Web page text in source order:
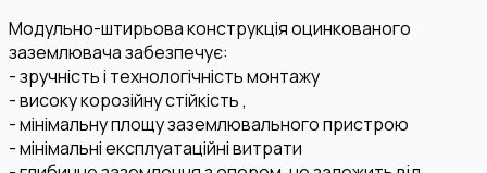
Модульно-штирьова конструкція оцинкованого
заземлювача забезпечує:
- зручність і технологічність монтажу
- високу корозійну стійкість ,
- мінімальну площу заземлювального пристрою
- мінімальні експлуатаційні витрати